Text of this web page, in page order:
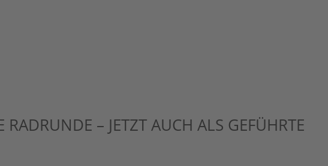
– JETZT AUCH ALS GEFÜHRTE